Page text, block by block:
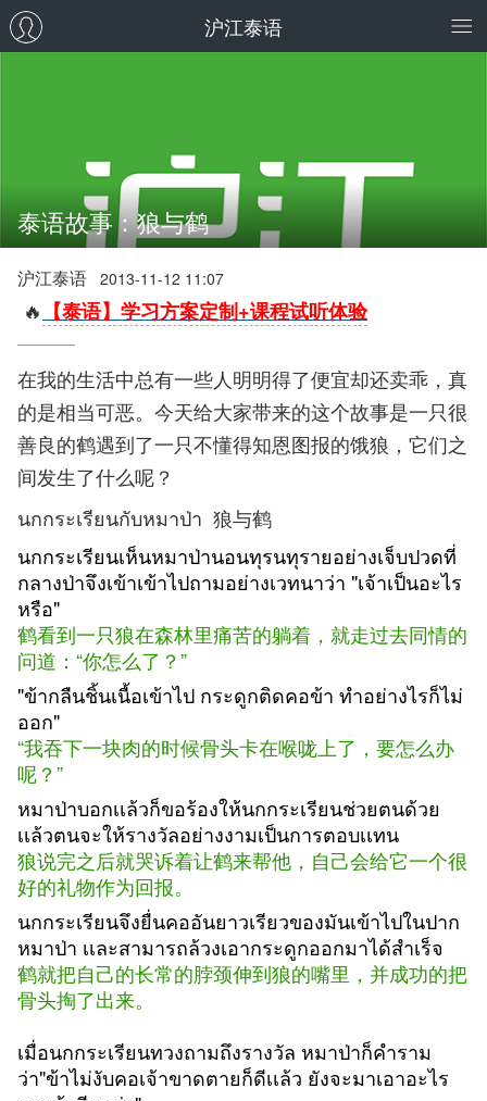
沪江泰语
泰语故事：狼与鹤
沪江泰语 2013-11-12 11:07
🔥 【泰语】学习方案定制+课程试听体验
在我的生活中总有一些人明明得了便宜却还卖乖，真
的是相当可恶。今天给大家带来的这个故事是一只很
善良的鹤遇到了一只不懂得知恩图报的饿狼，它们之
间发生了什么呢？
นกกระเรียนกับหมาป่า 狼与鹤
นกกระเรียนเห็นหมาป่านอนทุรนทุรายอย่างเจ็บปวดที่
กลางป่าจึงเข้าเข้าไปถามอย่างเวทนาว่า "เจ้าเป็นอะไร
หรือ"
鹤看到一只狼在森林里痛苦的躺着，就走过去同情的
问道：“你怎么了？”
"ข้ากลืนชิ้นเนื้อเข้าไป กระดูกติดคอข้า ทำอย่างไรก็ไม่
ออก"
“我吞下一块肉的时候骨头卡在喉咙上了，要怎么办
呢？”
หมาป่าบอกเเล้วก็ขอร้องให้นกกระเรียนช่วยตนด้วย
เเล้วตนจะให้รางวัลอย่างงามเป็นการตอบเเทน
狼说完之后就哭诉着让鹤来帮他，自己会给它一个很
好的礼物作为回报。
นกกระเรียนจึงยื่นคออันยาวเรียวของมันเข้าไปในปาก
หมาป่า เเละสามารถล้วงเอากระดูกออกมาได้สำเร็จ
鹤就把自己的长常的脖颈伸到狼的嘴里，并成功的把
骨头掏了出来。
เมื่อนกกระเรียนทวงถามถึงรางวัล หมาป่าก็คำราม
ว่า"ข้าไม่งับคอเจ้าขาดตายก็ดีเเล้ว ยังจะมาเอาอะไร